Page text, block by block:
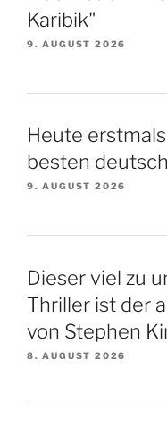
Karibik"
9. AUGUST 2026
Heute
besten
9. AUGUST 2026
Dieser viel zu
Thriller ist der
von Stephen
8. AUGUST 2026